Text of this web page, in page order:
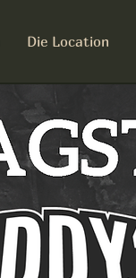
Die Location